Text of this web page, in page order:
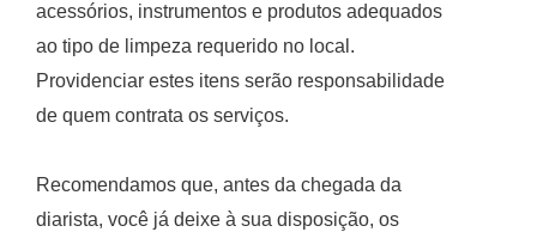
acessórios, instrumentos e produtos adequados
ao tipo de limpeza requerido no local.
Providenciar estes itens serão responsabilidade
de quem contrata os serviços.
Recomendamos que, antes da chegada da
diarista, você já deixe à sua disposição, os